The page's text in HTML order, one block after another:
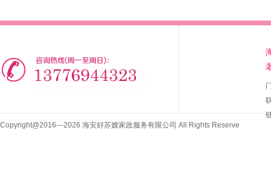
Copyright@2016---2026 海安好苏嫂家政服务有限公司 All Rights Reserve